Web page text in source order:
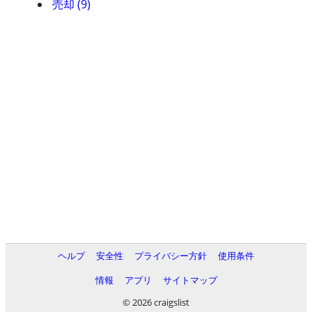
売却 (9)
ヘルプ 安全性 プライバシー方針
使用条件
情報
アプリ
サイトマップ
© 2026 craigslist